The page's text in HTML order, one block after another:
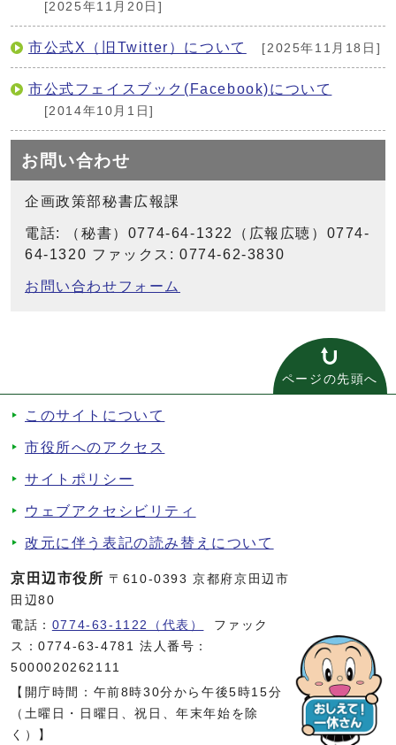
[2025年11月20日]
市公式X（旧Twitter）について [2025年11月18日]
市公式フェイスブック(Facebook)について
[2014年10月1日]
お問い合わせ
企画政策部秘書広報課
電話: （秘書）0774-64-1322（広報広聴）0774-
64-1320 ファックス: 0774-62-3830
お問い合わせフォーム
ページの先頭へ
このサイトについて
市役所へのアクセス
サイトポリシー
ウェブアクセシビリティ
改元に伴う表記の読み替えについて
京田辺市役所 〒610-0393 京都府京田辺市
田辺80
電話： 0774-63-1122（代表）
ファック
ス：0774-63-4781 法人番号：
5000020262111
【開庁時間：午前8時30分から午後5時15分
（土曜日・日曜日、祝日、年末年始を除
く）】